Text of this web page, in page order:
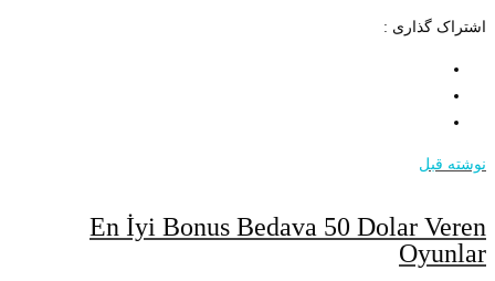
اشتراک گذاری :
نوشته قبل
En İyi Bonus Bedava 50 Dolar Veren
Oyunlar